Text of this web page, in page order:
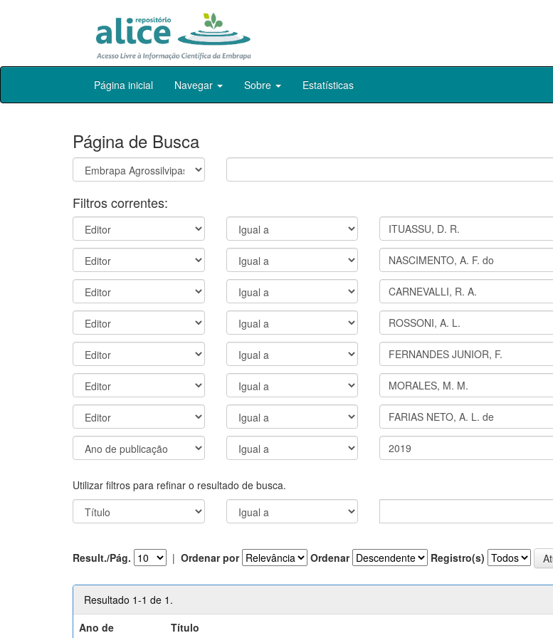
Skip
Página inicial Navegar Sobre Estatísticas
Página de Busca
Filtros correntes:
Utilizar filtros para refinar o resultado de busca.
Result./Pág. | Ordenar por Ordenar Registro(s)
Resultado 1-1 de 1.
Ano de
Título